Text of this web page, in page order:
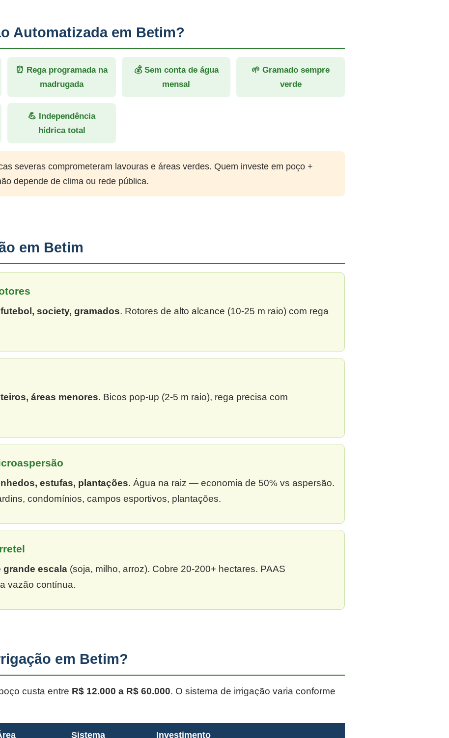
Automatizada em Betim?
⏰ Rega programada na
madrugada
💰 Sem conta de água
mensal
🌱 Gramado sempre
verde
💪 Independência
hídrica total
severas comprometeram lavouras e áreas verdes. Quem investe em poço +
depende de clima ou rede pública.
em Betim
society, gramados. Rotores de alto alcance (10-25 m raio) com rega
áreas menores. Bicos pop-up (2-5 m raio), rega precisa com
estufas, plantações. Água na raiz — economia de 50% vs aspersão.
condomínios, campos esportivos, plantações.
grande escala (soja, milho, arroz). Cobre 20-200+ hectares. PAAS
vazão contínua.
em Betim?
custa entre R$ 12.000 a R$ 60.000. O sistema de irrigação varia conforme
Sistema Investimento